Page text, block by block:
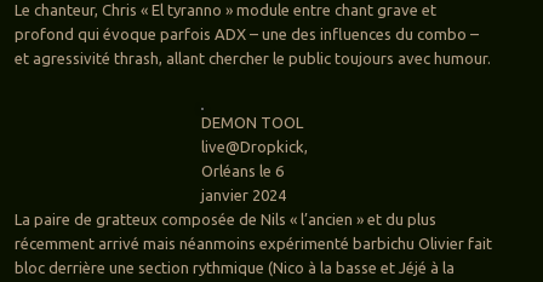
Le chanteur, Chris « El tyranno » module entre chant grave et
profond qui évoque parfois ADX – une des influences du combo –
et agressivité thrash, allant chercher le public toujours avec humour.
DEMON TOOL
live@Dropkick,
Orléans le 6
janvier 2024
La paire de gratteux composée de Nils « l’ancien » et du plus
récemment arrivé mais néanmoins expérimenté barbichu Olivier fait
bloc derrière une section rythmique (Nico à la basse et Jéjé à la